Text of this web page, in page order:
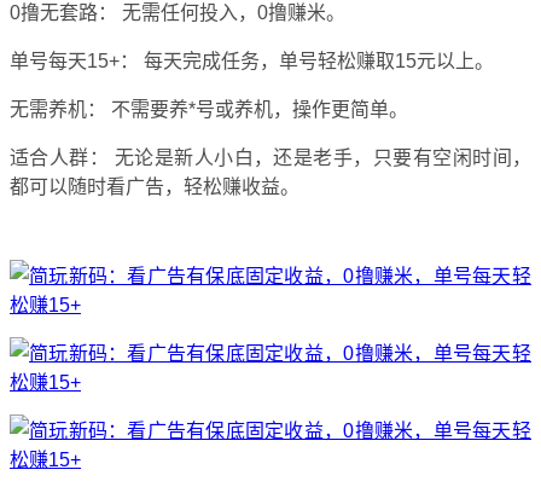
0撸无套路： 无需任何投入， 0撸赚米。
单号每天15+： 每天完成任务， 单号轻松赚取15元以上。
无需养机： 不需要养*号或养机， 操作更简单。
适合人群： 无论是新人小白，还是老手，
只要有空闲时间，
都可以随时看广告， 轻松赚收益。